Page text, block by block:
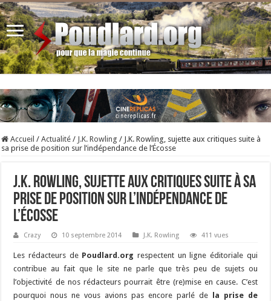
Accueil / Actualité / J.K. Rowling / J.K. Rowling, sujette aux critiques suite à
sa prise de position sur l’indépendance de l’Écosse
J.K. Rowling, sujette aux critiques suite à sa
prise de position sur l’indépendance de
l’Écosse
Crazy 10 septembre 2014 J.K. Rowling 411 vues
Les rédacteurs de Poudlard.org respectent un ligne éditoriale qui
contribue au fait que le site ne parle que très peu de sujets ou
l’objectivité de nos rédacteurs pourrait être (re)mise en cause. C’est
pourquoi nous ne vous avions pas encore parlé de
la prise de